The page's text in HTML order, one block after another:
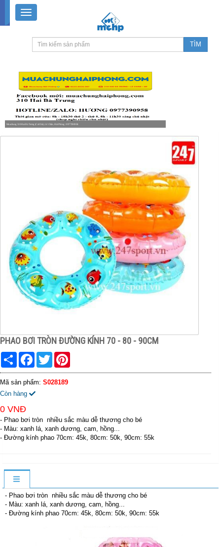
Muachung 310 Hai Bà Trưng (Cát Dài), Lê Chân, Hải Phòng / 0977390958
PHAO BƠI TRÒN ĐƯỜNG KÍNH 70 - 80 - 90CM
Share FacebookTwitter
Mã sản phẩm: S028189
Còn hàng
0 VNĐ
- Phao bơi tròn nhiều sắc màu dễ thương cho bé
- Màu: xanh lá, xanh dương, cam, hồng...
- Đường kính phao 70cm: 45k, 80cm: 50k, 90cm: 55k
- Phao bơi tròn nhiều sắc màu dễ thương cho bé
- Màu: xanh lá, xanh dương, cam, hồng...
- Đường kính phao 70cm: 45k, 80cm: 50k, 90cm: 55k